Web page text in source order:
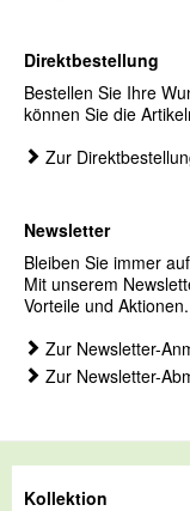
Direktbestellung
Bestellen Sie Ihre
können Sie die
Zur
Newsletter
Bleiben Sie immer
Mit unserem
Vorteile und Aktionen.
Zur Newsletter-
Zur Newsletter-
Kollektion